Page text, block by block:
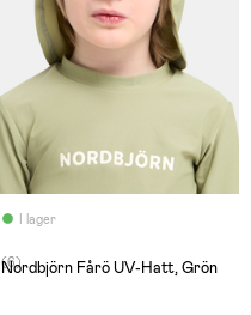
I lager
(6)
Nordbjörn Fårö UV-Hatt, Grön